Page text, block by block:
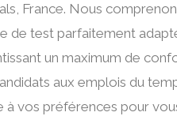
France. Nous
de test parfaitement
un maximum de
aux emplois du
à vos préférences pour